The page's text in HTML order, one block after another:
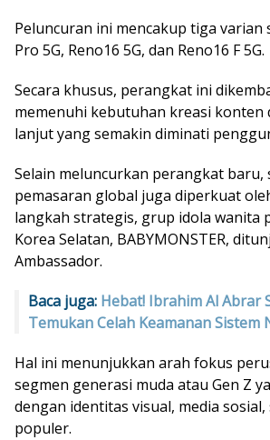
Peluncuran ini mencakup tiga varian
Pro 5G, Reno16 5G, dan Reno16 F 5G.
Secara khusus, perangkat ini
memenuhi kebutuhan kreasi
lanjut yang semakin diminati
Selain meluncurkan perangkat baru,
pemasaran global juga diperkuat
langkah strategis, grup idola wanita
Korea Selatan, BABYMONSTER,
Ambassador.
Baca juga: Hebat! Ibrahim Al Abrar
Temukan Celah Keamanan Sistem
Hal ini menunjukkan arah fokus
segmen generasi muda atau Gen Z
dengan identitas visual, media
populer.